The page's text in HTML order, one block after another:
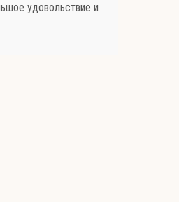
удовольствие и